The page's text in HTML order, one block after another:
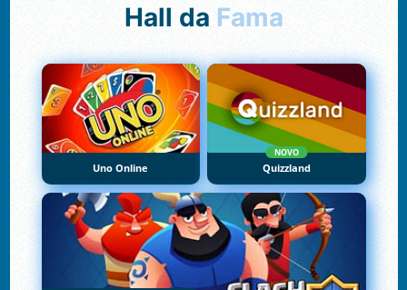
Hall da Fama
Uno Online
NOVO
Quizzland